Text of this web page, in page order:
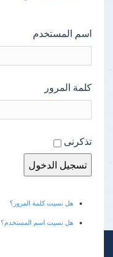
اسم المستخدم
كلمة المرور
تذكرنى
هل نسيت كلمة المرور؟
هل نسيت اسم المستخدم؟